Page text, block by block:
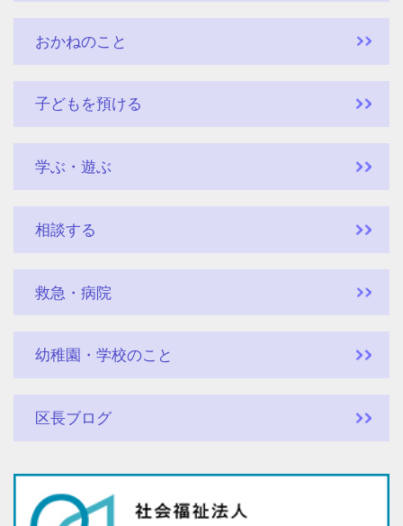
おかねのこと
子どもを預ける
学ぶ・遊ぶ
相談する
救急・病院
幼稚園・学校のこと
区長ブログ